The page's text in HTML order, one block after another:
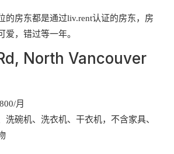
的房东都是通过liv.rent认证的房东，房
爱，错过等一年。
North Vancouver
月
洗碗机、洗衣机、干衣机，不含家具、